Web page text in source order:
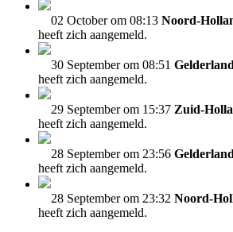
02 October om 08:13 Noord-
heeft zich aangemeld.
30 September om 08:51
heeft zich aangemeld.
29 September om 15:37 Zuid-
heeft zich aangemeld.
28 September om 23:56
heeft zich aangemeld.
28 September om 23:32 Noord-
heeft zich aangemeld.